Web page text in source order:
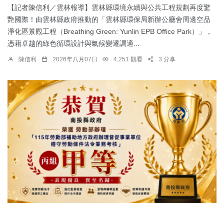
【記者陳信利／雲林報導】雲林縣環境永續與公共工程規劃再度驚
艷國際！由雲林縣政府推動的「雲林縣環保局新辦公廳舍周邊空品
淨化區景觀工程（Breathing Green: Yunlin EPB Office Park）」，
憑藉卓越的綠色循環設計與氣候變遷調適...
陳信利 2026年八月07日 4,251 觀看 3 分享